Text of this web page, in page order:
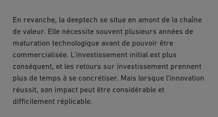
En revanche, la deeptech se situe en amont de la chaîne
de valeur. Elle nécessite souvent plusieurs années de
maturation technologique avant de pouvoir être
commercialisée. L’investissement initial est plus
conséquent, et les retours sur investissement prennent
plus de temps à se concrétiser. Mais lorsque l’innovation
réussit, son impact peut être considérable et
difficilement réplicable.